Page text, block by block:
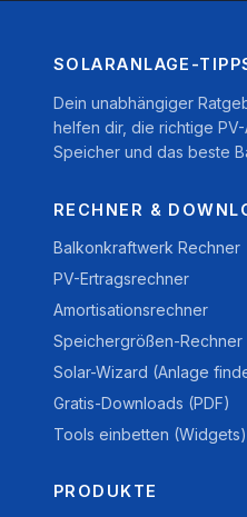
SOLARANLAGE-
Dein unabhängiger
helfen dir, die richtige
Speicher und das beste
RECHNER &
Balkonkraftwerk Rechner
PV-Ertragsrechner
Amortisationsrechner
Speichergrößen-Rechner
Solar-Wizard (Anlage
Gratis-Downloads (PDF)
Tools einbetten (Widgets)
PRODUKTE